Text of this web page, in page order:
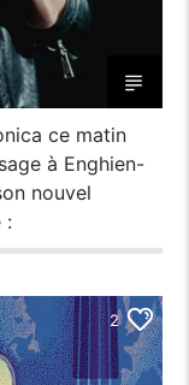
ce matin
à Enghien-
nouvel
:
2